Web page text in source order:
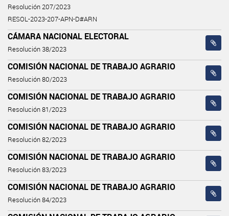
Resolución 207/2023
RESOL-2023-207-APN-D#ARN
CÁMARA NACIONAL ELECTORAL
Resolución 38/2023
COMISIÓN NACIONAL DE TRABAJO AGRARIO
Resolución 80/2023
COMISIÓN NACIONAL DE TRABAJO AGRARIO
Resolución 81/2023
COMISIÓN NACIONAL DE TRABAJO AGRARIO
Resolución 82/2023
COMISIÓN NACIONAL DE TRABAJO AGRARIO
Resolución 83/2023
COMISIÓN NACIONAL DE TRABAJO AGRARIO
Resolución 84/2023